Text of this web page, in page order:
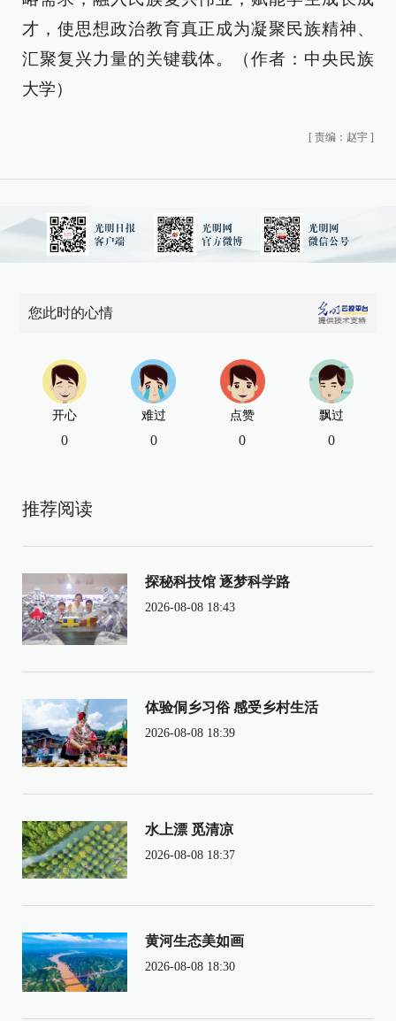
才，使思想政治教育真正成为凝聚民族精神、
汇聚复兴力量的关键载体。（作者：中央民族
大学）
[ 责编：赵宇 ]
您此时的心情
开心
0
难过
0
点赞
0
飘过
0
推荐阅读
探秘科技馆 逐梦科学路
2026-08-08 18:43
体验侗乡习俗 感受乡村生活
2026-08-08 18:39
水上漂 觅清凉
2026-08-08 18:37
黄河生态美如画
2026-08-08 18:30